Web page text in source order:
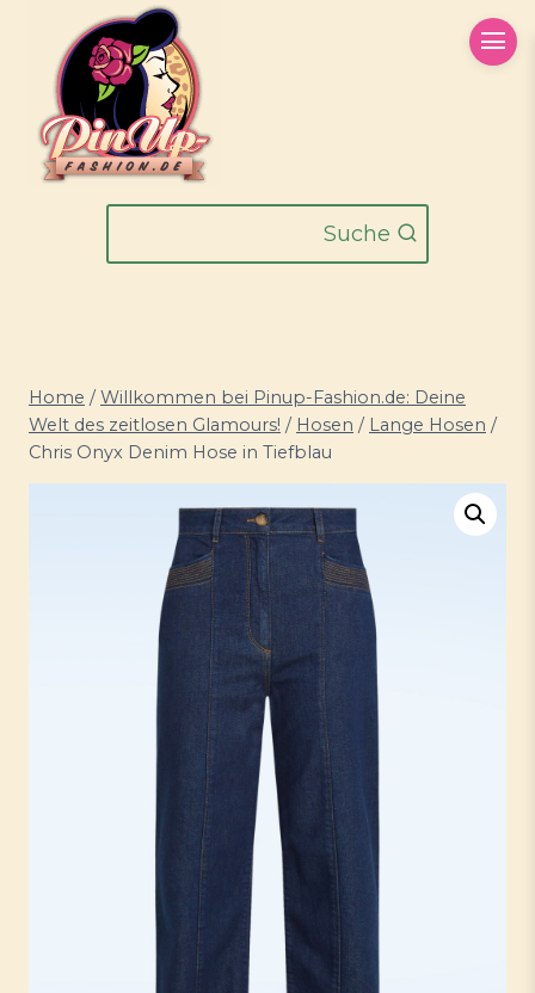
springen
Suche
Home / Willkommen bei Pinup-Fashion.de: Deine
Welt des zeitlosen Glamours! / Hosen / Lange Hosen /
Chris Onyx Denim Hose in Tiefblau